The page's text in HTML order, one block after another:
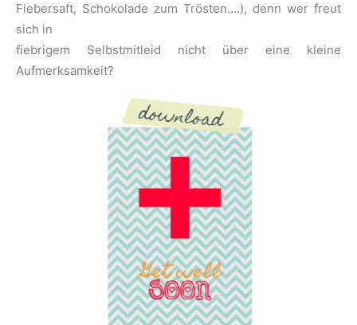
Fiebersaft, Schokolade zum Trösten….), denn wer freut
sich in
fiebrigem Selbstmitleid nicht über eine kleine
Aufmerksamkeit?